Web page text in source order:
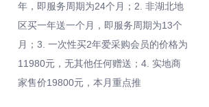
年，即服务周期为24个月；2. 非湖北地
区买一年送一个月，即服务周期为13个
月；3. 一次性买2年爱采购会员的价格为
11980元，无其他任何赠送；4. 实地商
家售价19800元，本月重点推